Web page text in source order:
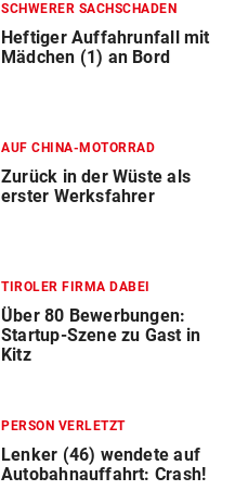
SCHWERER SACHSCHADEN
Heftiger Auffahrunfall mit
Mädchen (1) an Bord
AUF CHINA-MOTORRAD
Zurück in der Wüste als
erster Werksfahrer
TIROLER FIRMA DABEI
Über 80 Bewerbungen:
Startup-Szene zu Gast in
Kitz
PERSON VERLETZT
Lenker (46) wendete auf
Autobahnauffahrt: Crash!